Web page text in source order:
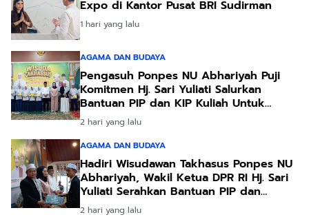
Expo di Kantor Pusat BRI Sudirman
1 hari yang lalu
AGAMA DAN BUDAYA
Pengasuh Ponpes NU Abhariyah Puji
Komitmen Hj. Sari Yuliati Salurkan
Bantuan PIP dan KIP Kuliah Untuk
Santri
2 hari yang lalu
AGAMA DAN BUDAYA
Hadiri Wisudawan Takhasus Ponpes NU
Abhariyah, Wakil Ketua DPR RI Hj. Sari
Yuliati Serahkan Bantuan PIP dan
Bantuan Program Sanitasi
2 hari yang lalu